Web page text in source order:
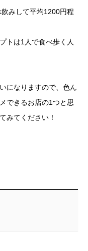
みして平均1200円程
トは1人で食べ歩く人
になりますので、色ん
できるお店の1つと思
みてください！